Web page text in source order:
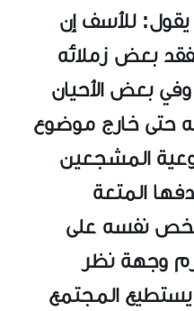
للأسف إن
بعض زملائه
بعض الأحيان
حتى خارج موضوع
المشجعين
المتعة
نفسه على
وجهة نظر
المجتمع